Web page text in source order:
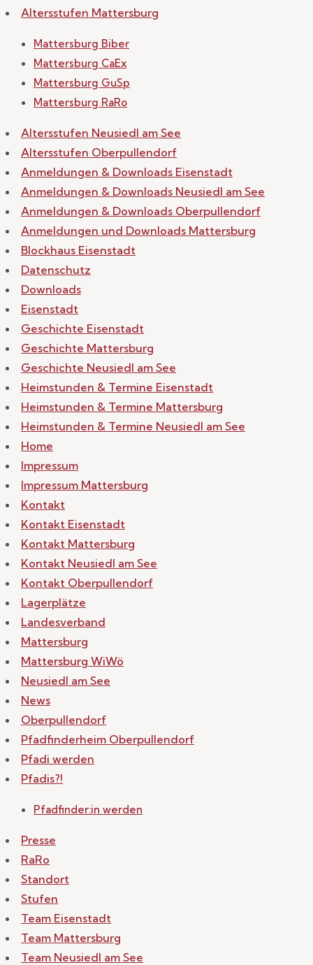
Altersstufen Mattersburg
Mattersburg Biber
Mattersburg CaEx
Mattersburg GuSp
Mattersburg RaRo
Altersstufen Neusiedl am See
Altersstufen Oberpullendorf
Anmeldungen & Downloads Eisenstadt
Anmeldungen & Downloads Neusiedl am See
Anmeldungen & Downloads Oberpullendorf
Anmeldungen und Downloads Mattersburg
Blockhaus Eisenstadt
Datenschutz
Downloads
Eisenstadt
Geschichte Eisenstadt
Geschichte Mattersburg
Geschichte Neusiedl am See
Heimstunden & Termine Eisenstadt
Heimstunden & Termine Mattersburg
Heimstunden & Termine Neusiedl am See
Home
Impressum
Impressum Mattersburg
Kontakt
Kontakt Eisenstadt
Kontakt Mattersburg
Kontakt Neusiedl am See
Kontakt Oberpullendorf
Lagerplätze
Landesverband
Mattersburg
Mattersburg WiWö
Neusiedl am See
News
Oberpullendorf
Pfadfinderheim Oberpullendorf
Pfadi werden
Pfadis?!
Pfadfinder:in werden
Presse
RaRo
Standort
Stufen
Team Eisenstadt
Team Mattersburg
Team Neusiedl am See